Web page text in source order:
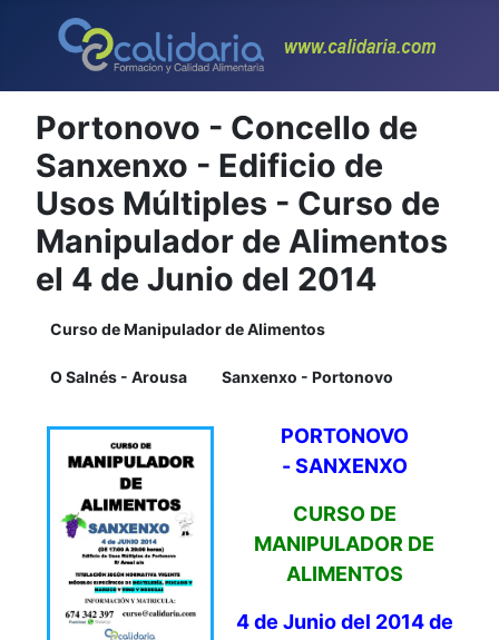
Portonovo - Concello de
Sanxenxo - Edificio de
Usos Múltiples - Curso de
Manipulador de Alimentos
el 4 de Junio del 2014
Curso de Manipulador de Alimentos
O Salnés - Arousa Sanxenxo - Portonovo
PORTONOVO
-SANXENXO
CURSO DE
MANIPULADOR DE
ALIMENTOS
4 de Junio del 2014 de